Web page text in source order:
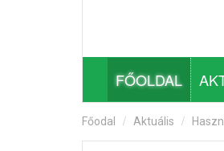
FŐOLDAL
Főodal Aktuális